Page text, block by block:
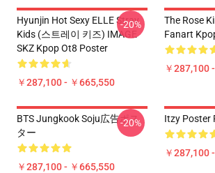
Hyunjin Hot Sexy ELLE Stray
Kids (스트레이 키즈) IMAGE
SKZ Kpop Ot8 Poster
￥287,100 - ￥665,550
-20%
The Rose
Fanart
￥287,100
BTS Jungkook Soju広告ポス
ター
￥287,100 - ￥665,550
-20% Itzy Poster
￥287,100